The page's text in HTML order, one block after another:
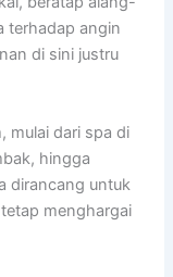
terhadap angin
di sini justru
mulai dari spa di
hingga
dirancang untuk
menghargai